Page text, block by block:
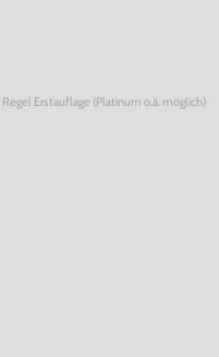
Erstauflage (Platinum o.ä. möglich)